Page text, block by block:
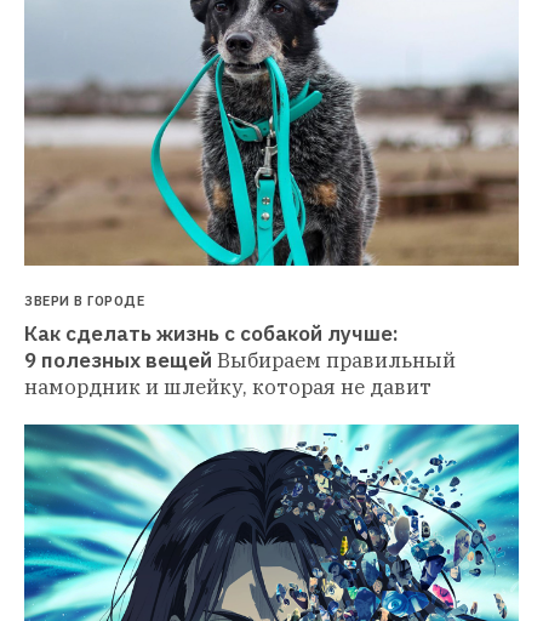
ЗВЕРИ В ГОРОДЕ
Как сделать жизнь с собакой лучше:
9 полезных вещей Выбираем правильный
намордник и шлейку, которая не давит